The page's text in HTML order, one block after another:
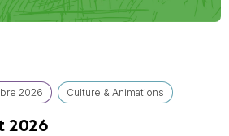
2026 Culture & Animations
2026